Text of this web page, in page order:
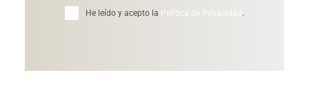
He leído y acepto la Política de Privacidad .